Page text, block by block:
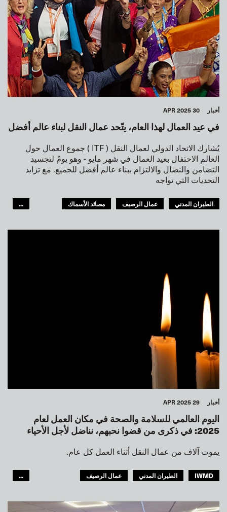
أخبار 30 APR 2025
في عيد العمال لهذا العام، يتّحد عمال النقل لبناء عالم أفضل
يُشارك الاتحاد الدولي لعمال النقل ( ITF ) جموع العمال حول
العالم الاحتفال بعيد العمال في شهر مايو - وهو يومٌ لتجسيد
التضامن والنضال والالتزام ببناء عالم أفضل للجميع. مع تزايد
التحديات التي تواجه
الطيران المدني عمال الرصيف
مصائد الأسماك
...
أخبار 29 APR 2025
اليوم العالمي للسلامة والصحة في مكان العمل لعام
2025: في ذكرى من قضوا نحبهم، نناضل لأجل الأحياء
يموت آلاف من عمال النقل أثناء العمل كل عام.
IWMD الطيران المدني
عمال الرصيف
JOINT DOCK AND SEA
السكك الحديدية النقل البري
...